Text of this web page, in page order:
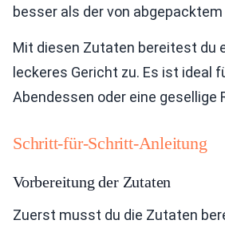
besser als der von abgepacktem
Mit diesen Zutaten bereitest du
leckeres Gericht zu. Es ist ideal
Abendessen oder eine gesellige
Schritt-für-Schritt-Anleitung
Vorbereitung der Zutaten
Zuerst musst du die Zutaten